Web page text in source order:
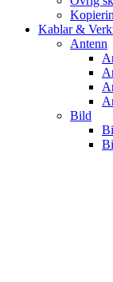
Kablar &
Antenn
Bild